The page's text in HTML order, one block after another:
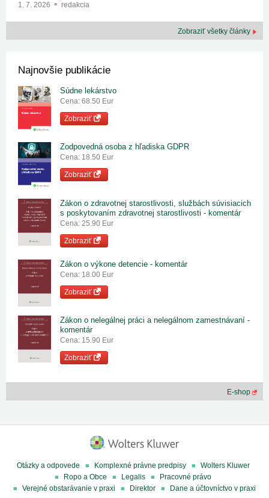
1. 7. 2026 redakcia
Zobraziť všetky články
Najnovšie publikácie
Súdne lekárstvo
Cena: 68.50 Eur
Zobraziť
Zodpovedná osoba z hľadiska GDPR
Cena: 18.50 Eur
Zobraziť
Zákon o zdravotnej starostlivosti, službách súvisiacich
s poskytovaním zdravotnej starostlivosti - komentár
Cena: 25.90 Eur
Zobraziť
Zákon o výkone detencie - komentár
Cena: 18.00 Eur
Zobraziť
Zákon o nelegálnej práci a nelegálnom zamestnávaní -
komentár
Cena: 15.90 Eur
Zobraziť
E-shop
Otázky a odpovede Komplexné právne predpisy
Wolters Kluwer
Ropo a Obce
Legalis
Pracovné právo
Verejné obstarávanie v praxi
Direktor Dane a účtovníctvo v praxi